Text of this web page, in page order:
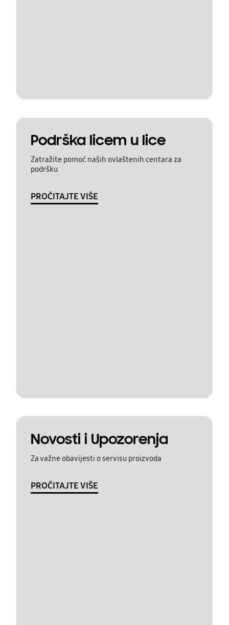
Podrška licem u lice
Zatražite pomoć naših ovlaštenih centara za
podršku
PROČITAJTE VIŠE
Novosti i Upozorenja
Za važne obavijesti o servisu proizvoda
PROČITAJTE VIŠE